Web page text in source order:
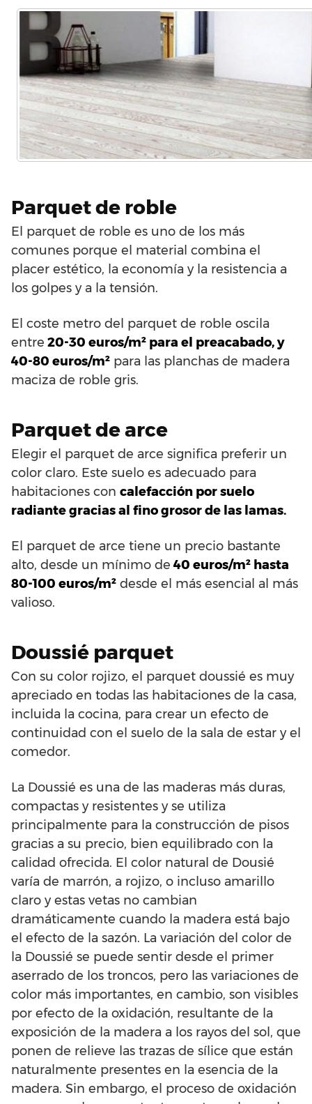
Parquet de roble
El parquet de roble es uno de los más
comunes porque el material combina el
placer estético, la economía y la resistencia a
los golpes y a la tensión.
El coste metro del parquet de roble oscila
entre 20-30 euros/m² para el preacabado, y
40-80 euros/m² para las planchas de madera
maciza de roble gris.
Parquet de arce
Elegir el parquet de arce significa preferir un
color claro. Este suelo es adecuado para
habitaciones con calefacción por suelo
radiante gracias al fino grosor de las lamas.
El parquet de arce tiene un precio bastante
alto, desde un mínimo de 40 euros/m² hasta
80-100 euros/m² desde el más esencial al más
valioso.
Doussié parquet
Con su color rojizo, el parquet doussié es muy
apreciado en todas las habitaciones de la casa,
incluida la cocina, para crear un efecto de
continuidad con el suelo de la sala de estar y el
comedor.
La Doussié es una de las maderas más duras,
compactas y resistentes y se utiliza
principalmente para la construcción de pisos
gracias a su precio, bien equilibrado con la
calidad ofrecida. El color natural de Dousié
varía de marrón, a rojizo, o incluso amarillo
claro y estas vetas no cambian
dramáticamente cuando la madera está bajo
el efecto de la sazón. La variación del color de
la Doussié se puede sentir desde el primer
aserrado de los troncos, pero las variaciones de
color más importantes, en cambio, son visibles
por efecto de la oxidación, resultante de la
exposición de la madera a los rayos del sol, que
ponen de relieve las trazas de sílice que están
naturalmente presentes en la esencia de la
madera. Sin embargo, el proceso de oxidación